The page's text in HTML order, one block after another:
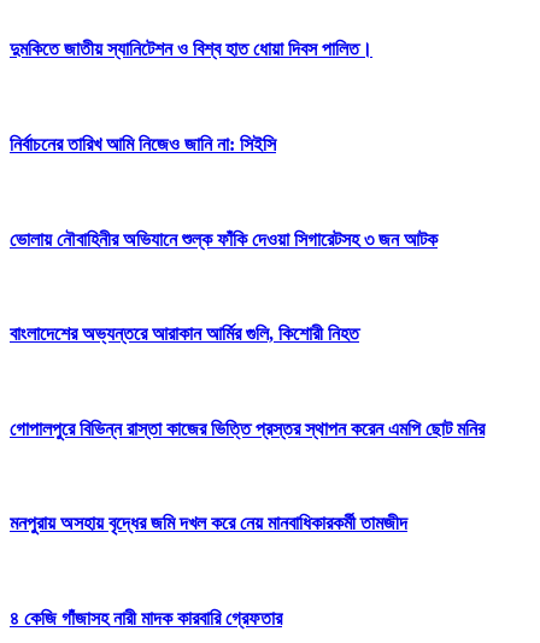
দুমকিতে জাতীয় স্যানিটেশন ও বিশ্ব হাত ধোয়া দিবস পালিত।
নির্বাচনের তারিখ আমি নিজেও জানি না: সিইসি
ভোলায় নৌবাহিনীর অভিযানে শুল্ক ফাঁকি দেওয়া সিগারেটসহ ৩ জন আটক
বাংলাদেশের অভ্যন্তরে আরাকান আর্মির গুলি, কিশোরী নিহত
গোপালপুরে বিভিন্ন রাস্তা কাজের ভিত্তি প্রস্তর স্থাপন করেন এমপি ছোট মনির
মনপুরায় অসহায় বৃদ্ধের জমি দখল করে নেয় মানবাধিকারকর্মী তামজীদ
৪ কেজি গাঁজাসহ নারী মাদক কারবারি গ্রেফতার